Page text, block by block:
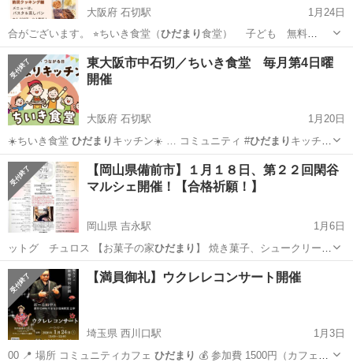
大阪府 石切駅
1月24日
合がございます。 ⭐︎ちいき食堂（ひだまり食堂） 子ども 無料
✨（大人500…
大阪 東大阪市 石切駅 育児 食堂
東大阪市中石切／ちいき食堂 毎月第4日曜
開催
大阪府 石切駅
1月20日
☀️ちいき食堂 ひだまり キッチン☀️ … コミュニティ #ひだまり キッチン
#コミ…
大阪 東大阪市 石切駅 地域/お祭り 子ども
【岡山県備前市】１月１８日、第２２回閑谷
マルシェ開催！【合格祈願！】
岡山県 吉永駅
1月6日
ットグ チュロス 【お菓子の家ひだまり 】 焼き菓子、シュークリーム
…岡山 備前市 吉永駅 地域/お祭り めだか
【満員御礼】ウクレレコンサート開催
埼玉県 西川口駅
1月3日
00 📍 場所 コミュニティカフェ ひだまり